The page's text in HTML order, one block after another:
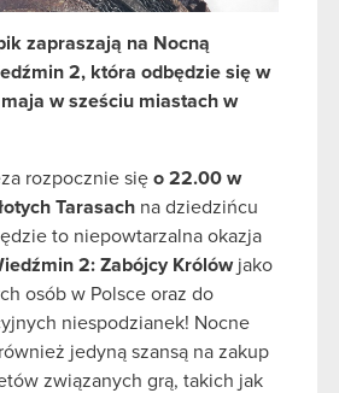
zapraszają na Nocną
2, która odbędzie się w
w sześciu miastach w
rozpocznie się o 22.00 w
Tarasach na dziedzińcu
to niepowtarzalna okazja
2: Zabójcy Królówjako
osób w Polsce oraz do
niespodzianek! Nocne
jedyną szansą na zakup
związanych grą, takich jak